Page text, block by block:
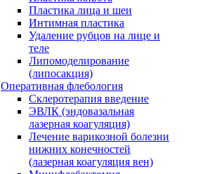
Пластика лица и шеи
Интимная пластика
Удаление рубцов на лице и
теле
Липомоделирование
(липосакция)
Оперативная флебология
Склеротерапия введение
ЭВЛК (эндовазальная
лазерная коагуляция)
Лечение варикозной болезни
нижних конечностей
(лазерная коагуляция вен)